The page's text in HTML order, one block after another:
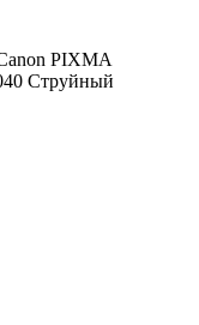
PIXMA
Струйный